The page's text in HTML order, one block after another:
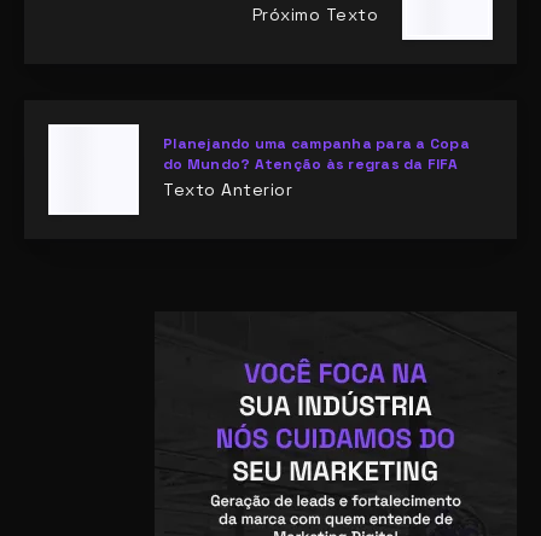
Próximo Texto
Planejando uma campanha para a Copa
do Mundo? Atenção às regras da FIFA
Texto Anterior